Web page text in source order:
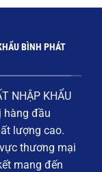
BÌNH PHÁT
NHẬP KHẨU
hàng đầu
lượng cao.
thương mại
mang đến